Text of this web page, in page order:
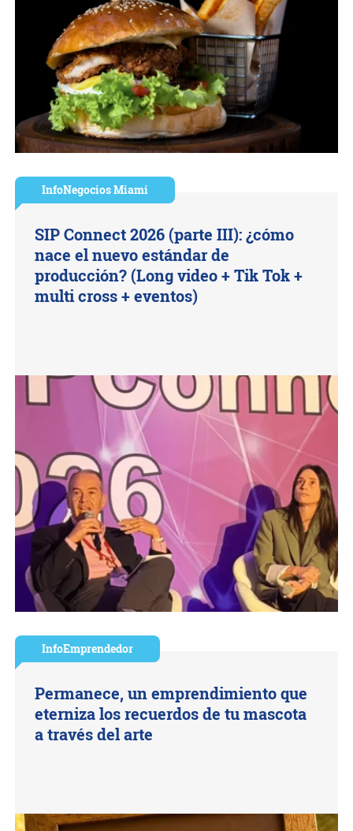
InfoNegocios Miami
SIP Connect 2026 (parte III): ¿cómo
nace el nuevo estándar de
producción? (Long video + Tik Tok +
multi cross + eventos)
InfoEmprendedor
Permanece, un emprendimiento que
eterniza los recuerdos de tu mascota
a través del arte